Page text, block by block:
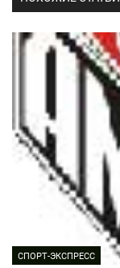
СПОРТ-ЭКСПРЕСС